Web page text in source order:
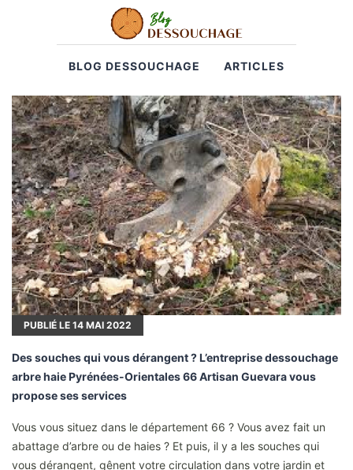
BLOG DESSOUCHAGE ARTICLES
PUBLIÉ LE 14 MAI 2022
Des souches qui vous dérangent ? L’entreprise dessouchage
arbre haie Pyrénées-Orientales 66 Artisan Guevara vous
propose ses services
Vous vous situez dans le département 66 ? Vous avez fait un
abattage d’arbre ou de haies ? Et puis, il y a les souches qui
vous dérangent, gênent votre circulation dans votre jardin et